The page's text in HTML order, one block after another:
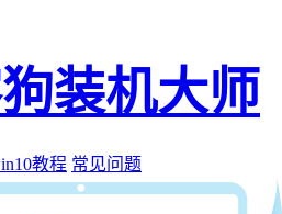
装机大师
教程 常见问题